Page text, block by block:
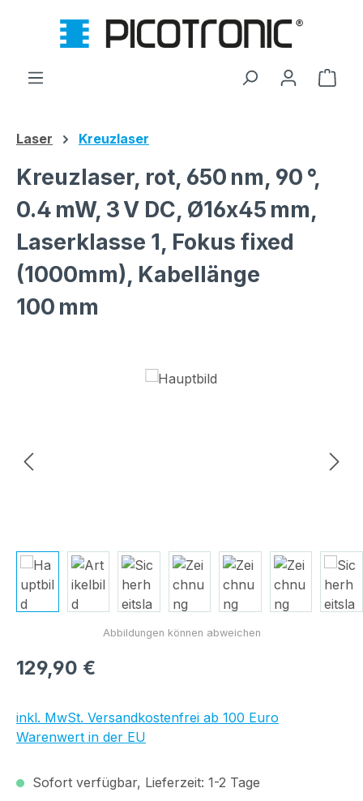
Zum Hauptinhalt springen
Laser Kreuzlaser
Kreuzlaser, rot, 650 nm, 90 °,
0.4 mW, 3 V DC, Ø16x45 mm,
Laserklasse 1, Fokus fixed
(1000mm), Kabellänge
100 mm
Bildergalerie überspringen
Regulärer Preis:
129,90 €
inkl. MwSt. Versandkostenfrei ab 100 Euro
Warenwert in der EU
Sofort verfügbar, Lieferzeit: 1-2 Tage